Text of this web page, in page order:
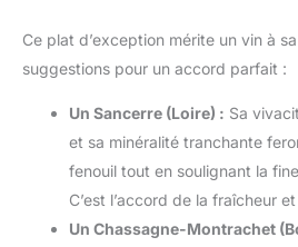
Ce plat d’exception mérite un vin à
suggestions pour un accord parfait :
Un Sancerre (Loire) : Sa
et sa minéralité tranchante
fenouil tout en soulignant la
C’est l’accord de la fraîcheur
Un Chassagne-Montrachet